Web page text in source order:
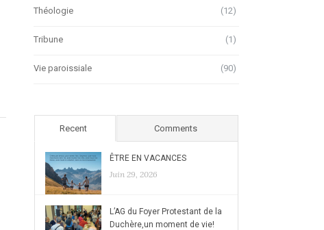
Théologie (12)
Tribune (1)
Vie paroissiale (90)
Recent Comments
ÊTRE EN VACANCES
Juin 29, 2026
L’AG du Foyer Protestant de la
Duchère,un moment de vie!